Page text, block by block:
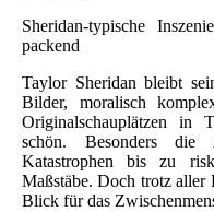
Sheridan-typische
packend
Taylor Sheridan bleibt
Bilder, moralisch
Originalschauplätzen in
schön. Besonders die
Katastrophen bis zu
Maßstäbe. Doch trotz aller
Blick für das